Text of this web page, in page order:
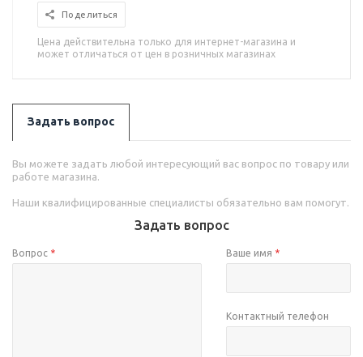
Поделиться
Цена действительна только для интернет-магазина и
может отличаться от цен в розничных магазинах
Задать вопрос
Вы можете задать любой интересующий вас вопрос по товару или
работе магазина.
Наши квалифицированные специалисты обязательно вам помогут.
Задать вопрос
Вопрос * Ваше имя *
Контактный телефон